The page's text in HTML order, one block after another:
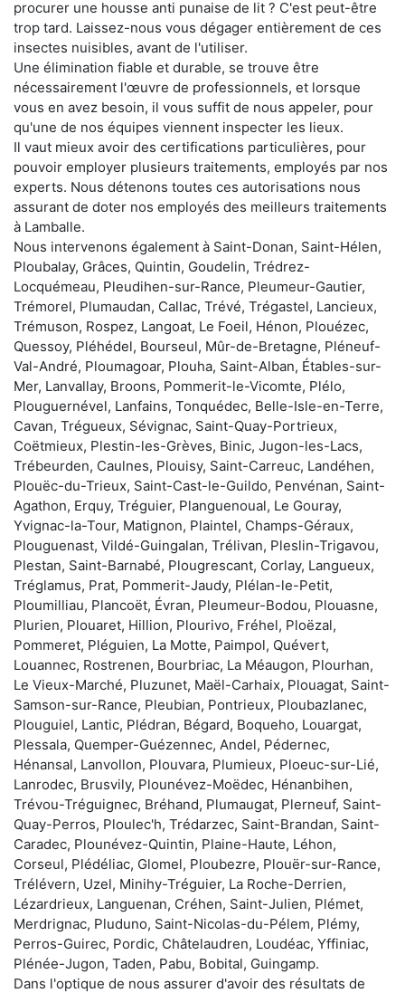
procurer une housse anti punaise de lit ? C'est peut-être
trop tard. Laissez-nous vous dégager entièrement de ces
insectes nuisibles, avant de l'utiliser.
Une élimination fiable et durable, se trouve être
nécessairement l'œuvre de professionnels, et lorsque
vous en avez besoin, il vous suffit de nous appeler, pour
qu'une de nos équipes viennent inspecter les lieux.
Il vaut mieux avoir des certifications particulières, pour
pouvoir employer plusieurs traitements, employés par nos
experts. Nous détenons toutes ces autorisations nous
assurant de doter nos employés des meilleurs traitements
à Lamballe.
Nous intervenons également à Saint-Donan, Saint-Hélen,
Ploubalay, Grâces, Quintin, Goudelin, Trédrez-
Locquémeau, Pleudihen-sur-Rance, Pleumeur-Gautier,
Trémorel, Plumaudan, Callac, Trévé, Trégastel, Lancieux,
Trémuson, Rospez, Langoat, Le Foeil, Hénon, Plouézec,
Quessoy, Pléhédel, Bourseul, Mûr-de-Bretagne, Pléneuf-
Val-André, Ploumagoar, Plouha, Saint-Alban, Étables-sur-
Mer, Lanvallay, Broons, Pommerit-le-Vicomte, Plélo,
Plouguernével, Lanfains, Tonquédec, Belle-Isle-en-Terre,
Cavan, Trégueux, Sévignac, Saint-Quay-Portrieux,
Coëtmieux, Plestin-les-Grèves, Binic, Jugon-les-Lacs,
Trébeurden, Caulnes, Plouisy, Saint-Carreuc, Landéhen,
Plouëc-du-Trieux, Saint-Cast-le-Guildo, Penvénan, Saint-
Agathon, Erquy, Tréguier, Planguenoual, Le Gouray,
Yvignac-la-Tour, Matignon, Plaintel, Champs-Géraux,
Plouguenast, Vildé-Guingalan, Trélivan, Pleslin-Trigavou,
Plestan, Saint-Barnabé, Plougrescant, Corlay, Langueux,
Tréglamus, Prat, Pommerit-Jaudy, Plélan-le-Petit,
Ploumilliau, Plancoët, Évran, Pleumeur-Bodou, Plouasne,
Plurien, Plouaret, Hillion, Plourivo, Fréhel, Ploëzal,
Pommeret, Pléguien, La Motte, Paimpol, Quévert,
Louannec, Rostrenen, Bourbriac, La Méaugon, Plourhan,
Le Vieux-Marché, Pluzunet, Maël-Carhaix, Plouagat, Saint-
Samson-sur-Rance, Pleubian, Pontrieux, Ploubazlanec,
Plouguiel, Lantic, Plédran, Bégard, Boqueho, Louargat,
Plessala, Quemper-Guézennec, Andel, Pédernec,
Hénansal, Lanvollon, Plouvara, Plumieux, Ploeuc-sur-Lié,
Lanrodec, Brusvily, Plounévez-Moëdec, Hénanbihen,
Trévou-Tréguignec, Bréhand, Plumaugat, Plerneuf, Saint-
Quay-Perros, Ploulec'h, Trédarzec, Saint-Brandan, Saint-
Caradec, Plounévez-Quintin, Plaine-Haute, Léhon,
Corseul, Plédéliac, Glomel, Ploubezre, Plouër-sur-Rance,
Trélévern, Uzel, Minihy-Tréguier, La Roche-Derrien,
Lézardrieux, Languenan, Créhen, Saint-Julien, Plémet,
Merdrignac, Pluduno, Saint-Nicolas-du-Pélem, Plémy,
Perros-Guirec, Pordic, Châtelaudren, Loudéac, Yffiniac,
Plénée-Jugon, Taden, Pabu, Bobital, Guingamp.
Dans l'optique de nous assurer d'avoir des résultats de